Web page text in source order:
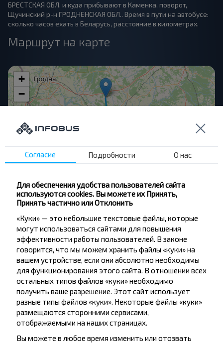
БРЕСТСКАЯ ОБЛ. и куда прибывают в Каменка, поворот,
Щучинский р-н ГРОДНЕНСКАЯ ОБЛ.. Время в пути на автобусе:
сколько часов ехать в Беларусь, расстояние в километрах.
Маршрут на карте
+
−
| © OpenStreetMap
Хотите
путешествовать
Согласие Подробности О нас
Для обеспечения удобства пользователей сайта
используются cookies. Вы можете их Принять,
Принять частично или Отклонить
«Куки» — это небольшие текстовые файлы, которые
могут использоваться сайтами для повышения
эффективности работы пользователей. В законе
говорится, что мы можем хранить файлы «куки» на
вашем устройстве, если они абсолютно необходимы
для функционирования этого сайта. В отношении всех
остальных типов файлов «куки» необходимо
получить ваше разрешение. Этот сайт использует
разные типы файлов «куки». Некоторые файлы «куки»
размещаются сторонними сервисами,
отображаемыми на наших страницах.
Вы можете в любое время изменить или отозвать